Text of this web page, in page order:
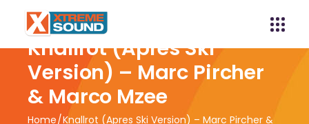
Knallrot (Apres Ski
Version) – Marc Pircher
& Marco Mzee
Home Knallrot (Apres Ski Version) – Marc Pircher &